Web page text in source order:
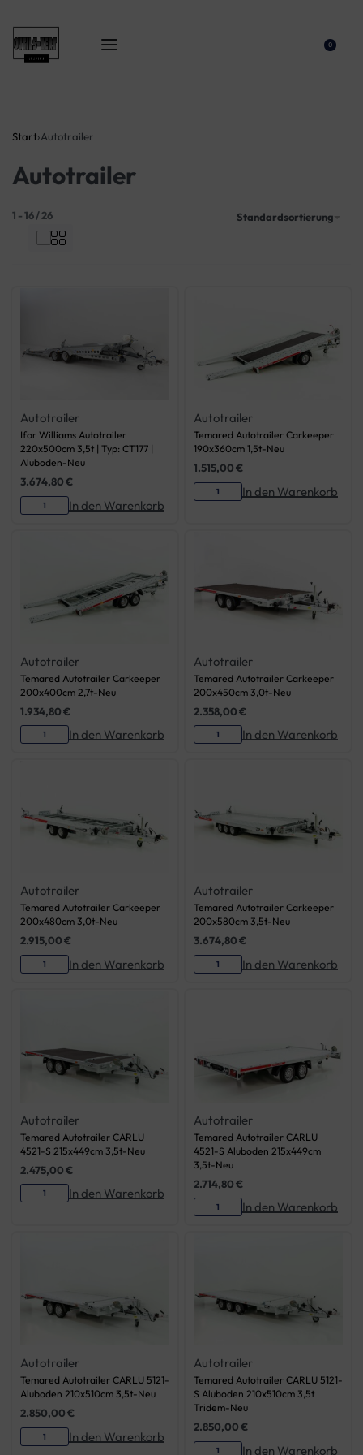
0
Start›Autotrailer
Autotrailer
1 -16/26 Standardsortierung
Autotrailer
Ifor Williams Autotrailer
220x500cm 3,5t | Typ: CT177 |
Aluboden-Neu
3.674,80€
In den Warenkorb
Autotrailer
Temared Autotrailer Carkeeper
190x360cm 1,5t-Neu
1.515,00€
In den Warenkorb
Autotrailer
Temared Autotrailer Carkeeper
200x400cm 2,7t-Neu
1.934,80€
In den Warenkorb
Autotrailer
Temared Autotrailer Carkeeper
200x450cm 3,0t-Neu
2.358,00€
In den Warenkorb
Autotrailer
Temared Autotrailer Carkeeper
200x480cm 3,0t-Neu
2.915,00€
In den Warenkorb
Autotrailer
Temared Autotrailer Carkeeper
200x580cm 3,5t-Neu
3.674,80€
In den Warenkorb
Autotrailer
Temared Autotrailer CARLU
4521-S 215x449cm 3,5t-Neu
2.475,00€
In den Warenkorb
Autotrailer
Temared Autotrailer CARLU
4521-S Aluboden 215x449cm
3,5t-Neu
2.714,80€
In den Warenkorb
Autotrailer
Temared Autotrailer CARLU 5121-
Aluboden 210x510cm 3,5t-Neu
2.850,00€
In den Warenkorb
Autotrailer
Temared Autotrailer CARLU 5121-
S Aluboden 210x510cm 3,5t
Tridem-Neu
2.850,00€
In den Warenkorb